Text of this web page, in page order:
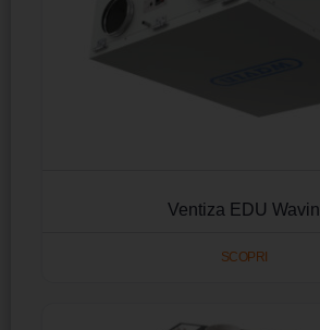
Ventiza EDU Wavin
SCOPRI